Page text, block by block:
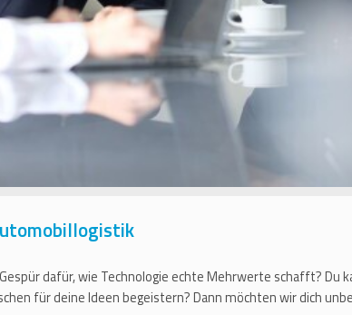
dafür, wie Technologie echte Mehrwerte schafft? Du
für deine Ideen begeistern? Dann möchten wir dich